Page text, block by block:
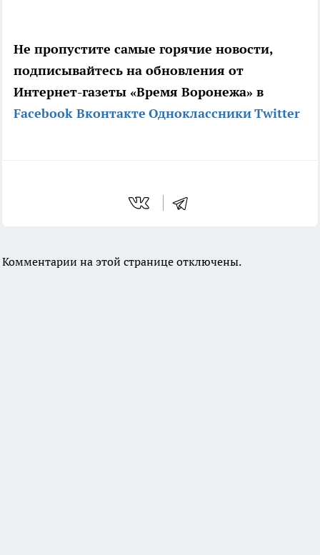
Не пропустите самые горячие новости,
подписывайтесь на обновления от
Интернет-газеты «Время Воронежа» в
Facebook Вконтакте ОдноклассникиTwitter
Комментарии на этой странице отключены.